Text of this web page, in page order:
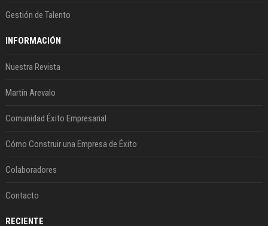
Gestión de Talento
INFORMACIÓN
Nuestra Revista
Martín Arevalo
Comunidad Éxito Empresarial
Cómo Construir una Empresa de Éxito
Colaboradores
Contacto
RECIENTE